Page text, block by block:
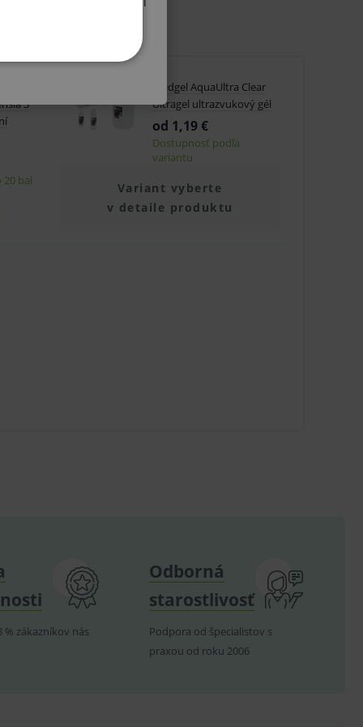
3
20 bal
Medgel AquaUltra Clear
Ultragel ultrazvukový gél
od 1,19 €
Dostupnosť podľa
variantu
Variant vyberte
v detaile produktu
% zákazníkov nás
Odborná
starostlivosť
Podpora od špecialistov s
praxou od roku 2006
košíka atď. Pre správne
analytics.
analytics.
analytics.
cookies a
předvoleb pro